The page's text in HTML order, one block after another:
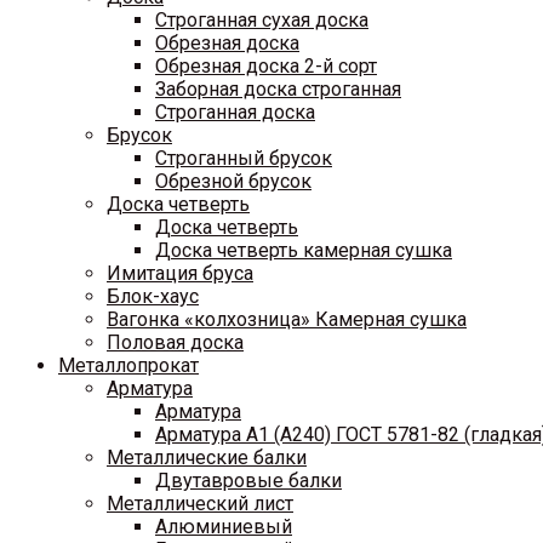
Строганная сухая доска
Обрезная доска
Обрезная доска 2-й сорт
Заборная доска строганная
Строганная доска
Брусок
Строганный брусок
Обрезной брусок
Доска четверть
Доска четверть
Доска четверть камерная сушка
Имитация бруса
Блок-хаус
Вагонка «колхозница» Камерная сушка
Половая доска
Металлопрокат
Арматура
Арматура
Арматура A1 (A240) ГОСТ 5781-82
Металлические балки
Двутавровые балки
Металлический лист
Алюминиевый